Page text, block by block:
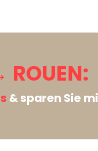
ROUEN:
& sparen Sie